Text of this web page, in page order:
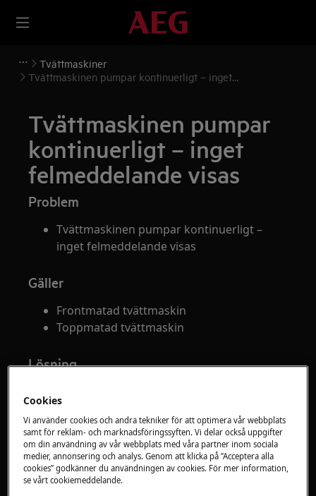
Tvättmaskiner
Tvättmaskinen pumpar kontinuerligt – inget
Tvättmaskinen pumpar
kontinuerligt – inget
felmeddelande visas
Problem
Tvättmaskinen pumpar kontinuerligt –
inget felmeddelande visas
Gäller
Frontmatad tvättmaskin
Toppmatad tvättmaskin
Lösning
använder den för första gången, kan
maskinen börja pumpa vatten kontinuerligt.
Detta problem kan lösas genom att
återställa apparaten.
För att återställa den, stäng av
Cookies
Vi använder cookies och andra tekniker för att optimera vår webbplats
samt för reklam- och marknadsföringssyften. Vi delar också uppgifter
om din användning av vår webbplats med våra partner inom sociala
medier, annonsering och analys. Genom att klicka på ”Acceptera alla
cookies” godkänner du användningen av cookies. För mer information,
se vårt cookiemeddelande.